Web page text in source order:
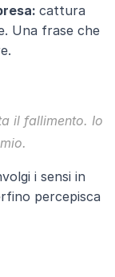
cattura
Una frase che
il fallimento. Io
i sensi in
percepisca